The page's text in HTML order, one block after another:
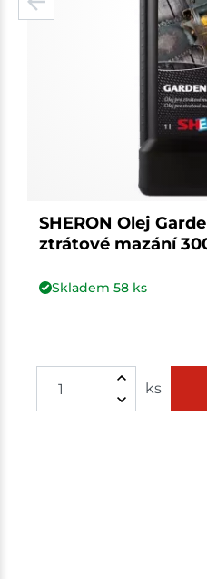
SHERON Olej
ztrátové mazání
Skladem 58ks
ks